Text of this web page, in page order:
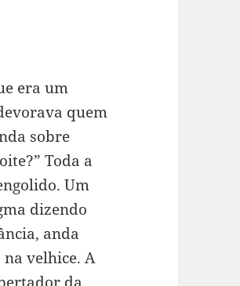
era um
quem
sobre
Toda a
Um
dizendo
anda
velhice. A